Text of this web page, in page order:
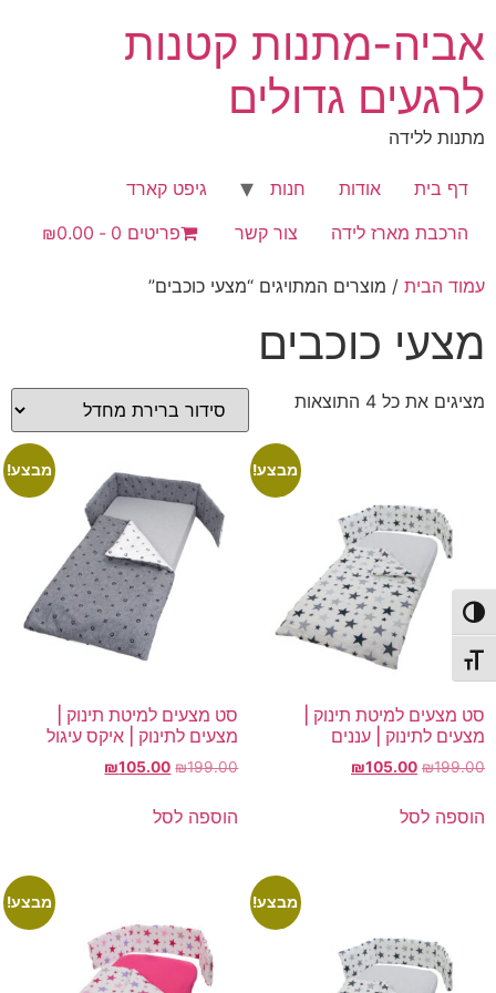
הפעל/כבה ניגודיות גבוהה
מתג גודל גופן
לתוכן
אביה-מתנות קטנות
לרגעים גדולים
מתנות ללידה
דף בית אודות חנות
גיפט קארד
הרכבת מארז לידה
צור קשר פריטים 0 ₪0.00
עמוד הבית / מוצרים המתויגים “מצעי כוכבים”
מצעי כוכבים
מציגים את כל ⁦4⁩ התוצאות
מבצע!
סט מצעים למיטת תינוק |
מצעים לתינוק | עננים
₪199.00
המחיר
היה:
₪105.00
הוספה לסל
מבצע!
סט מצעים למיטת תינוק |
מצעים לתינוק | איקס עיגול
₪199.00
המחיר
היה:
₪105.00
המחיר
הוספה לסל
מבצע! מבצע!